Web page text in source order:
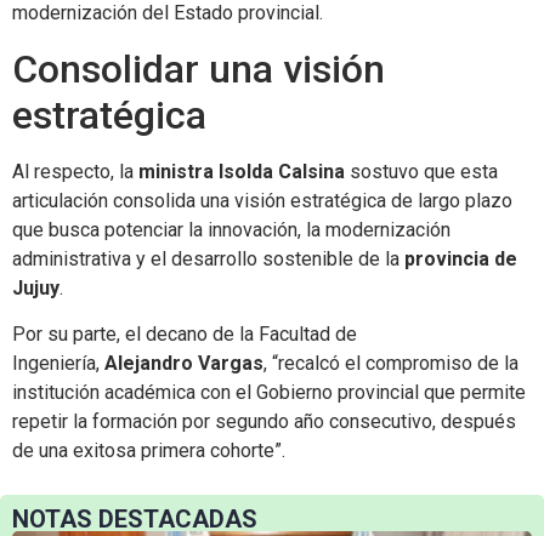
NOTAS DESTACADAS
modernización del Estado provincial.
Consolidar una visión
estratégica
Al respecto, la ministra Isolda Calsina sostuvo que esta
articulación consolida una visión estratégica de largo plazo
que busca potenciar la innovación, la modernización
administrativa y el desarrollo sostenible de la provincia de
Jujuy.
Por su parte, el decano de la Facultad de
Ingeniería, Alejandro Vargas, “recalcó el compromiso de la
institución académica con el Gobierno provincial que permite
repetir la formación por segundo año consecutivo, después
de una exitosa primera cohorte”.